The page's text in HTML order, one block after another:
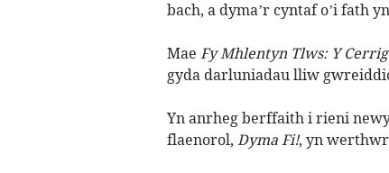
bach, a dyma’r cyntaf o’i fath
Mae Fy Mhlentyn Tlws: Y
gyda darluniadau lliw
Yn anrheg berffaith i rieni
flaenorol, Dyma Fi!, yn werthwr